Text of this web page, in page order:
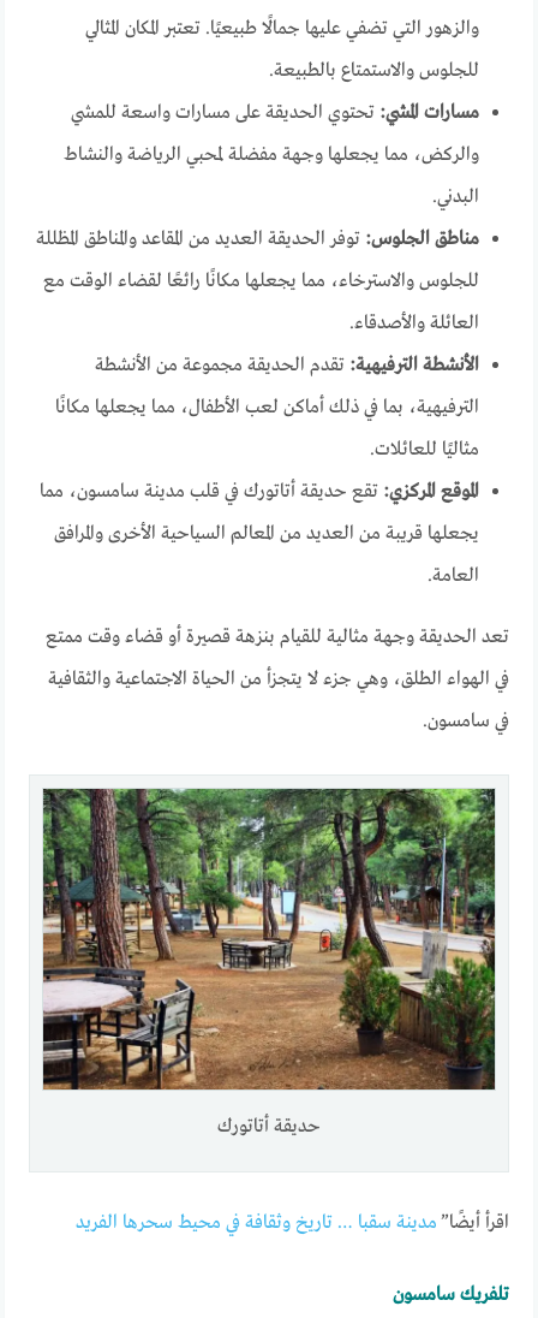
والزهور التي تضفي عليها جمالًا طبيعيًا. تعتبر المكان المثالي
للجلوس والاستمتاع بالطبيعة.
مسارات المشي: تحتوي الحديقة على مسارات واسعة للمشي
والركض، مما يجعلها وجهة مفضلة لمحبي الرياضة والنشاط
البدني.
مناطق الجلوس: توفر الحديقة العديد من المقاعد والمناطق المظللة
للجلوس والاسترخاء، مما يجعلها مكانًا رائعًا لقضاء الوقت مع
العائلة والأصدقاء.
الأنشطة الترفيهية: تقدم الحديقة مجموعة من الأنشطة
الترفيهية، بما في ذلك أماكن لعب الأطفال، مما يجعلها مكانًا
مثاليًا للعائلات.
الموقع المركزي: تقع حديقة أتاتورك في قلب مدينة سامسون، مما
يجعلها قريبة من العديد من المعالم السياحية الأخرى والمرافق
العامة.
تعد الحديقة وجهة مثالية للقيام بنزهة قصيرة أو قضاء وقت ممتع
في الهواء الطلق، وهي جزء لا يتجزأ من الحياة الاجتماعية والثقافية
في سامسون.
حديقة أتاتورك
اقرأ أيضًا” مدينة سقبا … تاريخ وثقافة في محيط سحرها الفريد
تلفريك سامسون